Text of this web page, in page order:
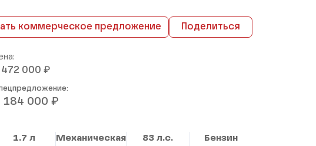
коммерческое предложение Поделиться
472 000 ₽
184 000 ₽
1.7 л Механическая 83 л.с. Бензин